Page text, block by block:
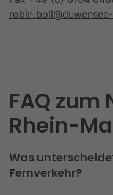
FAQ zum
Rhein-
Was
Fernverkehr?